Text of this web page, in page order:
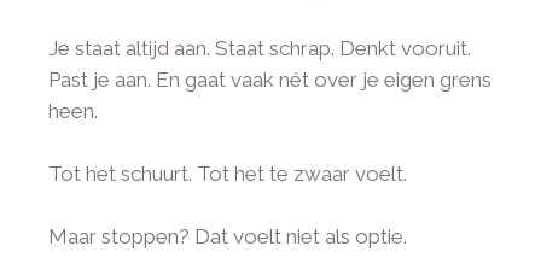
Je staat altijd aan. Staat schrap. Denkt vooruit.
Past je aan. En gaat vaak nét over je eigen grens
heen.
Tot het schuurt. Tot het te zwaar voelt.
Maar stoppen? Dat voelt niet als optie.